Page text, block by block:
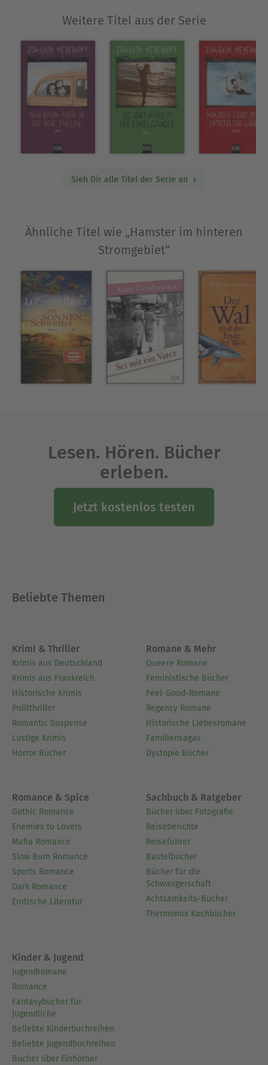
Weitere Titel aus der Serie
Sieh Dir alle Titel der Serie an
Ähnliche Titel wie „Hamster im hinteren
Stromgebiet“
Lesen. Hören. Bücher
erleben.
Jetzt kostenlos testen
Beliebte Themen
Krimi & Thriller
Krimis aus Deutschland
Krimis aus Frankreich
Historische Krimis
Politthriller
Romantic Suspense
Lustige Krimis
Horror Bücher
Romane & Mehr
Queere Romane
Feministische Bücher
Feel-Good-Romane
Regency Romane
Historische Liebesromane
Familiensagas
Dystopie Bücher
Romance & Spice
Gothic Romance
Enemies to Lovers
Mafia Romance
Slow Burn Romance
Sports Romance
Dark Romance
Erotische Literatur
Sachbuch & Ratgeber
Bücher über Fotografie
Reiseberichte
Reiseführer
Bastelbücher
Bücher für die
Schwangerschaft
Achtsamkeits-Bücher
Thermomix Kochbücher
Kinder & Jugend
Jugendromane
Romance
Fantasybücher für
Jugendliche
Beliebte Kinderbuchreihen
Beliebte Jugendbuchreihen
Bücher über Einhörner